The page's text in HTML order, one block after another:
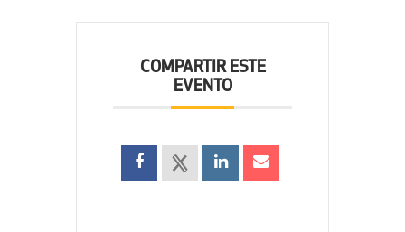
COMPARTIR ESTE
EVENTO